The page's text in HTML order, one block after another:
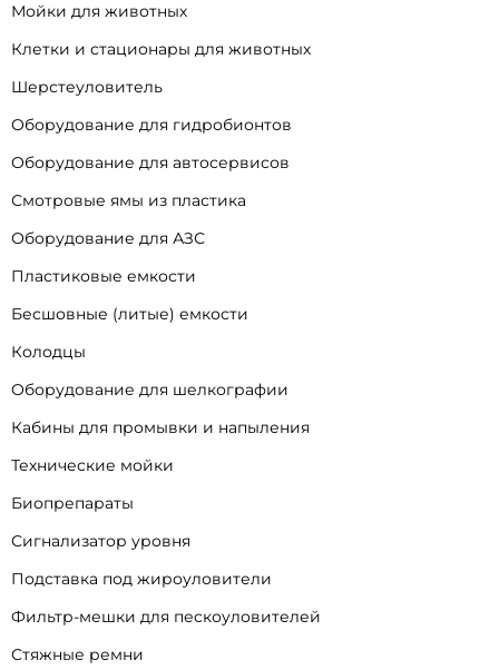
Мойки для животных
Клетки и стационары для животных
Шерстеуловитель
Оборудование для гидробионтов
Оборудование для автосервисов
Смотровые ямы из пластика
Оборудование для АЗС
Пластиковые емкости
Бесшовные (литые) емкости
Колодцы
Оборудование для шелкографии
Кабины для промывки и напыления
Технические мойки
Биопрепараты
Сигнализатор уровня
Подставка под жироуловители
Фильтр-мешки для пескоуловителей
Стяжные ремни